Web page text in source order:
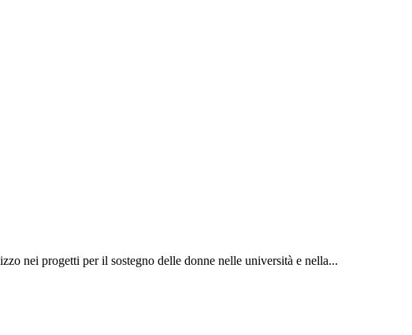
nei progetti per il sostegno delle donne nelle università e nella...